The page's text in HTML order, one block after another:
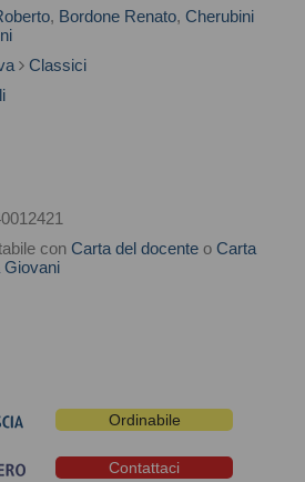
, Bordone Renato, Cherubini
Classici
con Carta del docente o Carta
Giovani
Ordinabile
Contattaci